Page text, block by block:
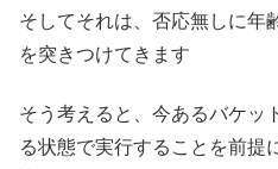
そしてそれは、否応無しに年
を突きつけてきます
そう考えると、今あるバケッ
る状態で実行することを前提